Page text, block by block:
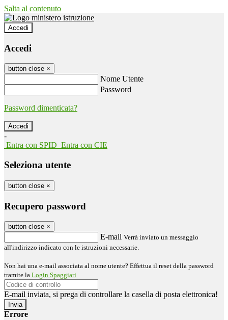
Salta al contenuto
Accedi
Accedi
button close ×
Nome Utente
Password
Password dimenticata?
-
Entra con SPID Entra con CIE
Seleziona utente
button close ×
Recupero password
button close ×
E-mail Verrà inviato un messaggio
all'indirizzo indicato con le istruzioni necessarie.
Non hai una e-mail associata al nome utente? Effettua il reset della password
tramite la Login Spaggiari
E-mail inviata, si prega di controllare la casella di posta elettronica!
Errore